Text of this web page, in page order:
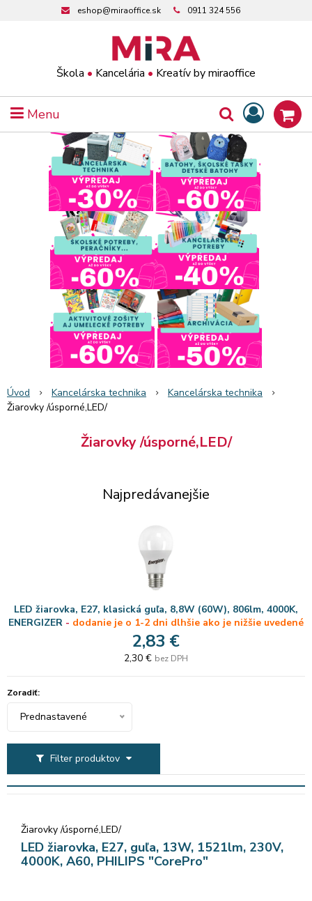
Škola • Kancelária • Kreatív by miraoffice
eshop@miraoffice.sk 0911 324 556
Menu
Úvod Kancelárska technika
Kancelárska technika
Žiarovky /úsporné,LED/
Žiarovky /úsporné,LED/
Najpredávanejšie
LED žiarovka, E27, klasická guľa, 8,8W (60W), 806lm, 4000K,
ENERGIZER - dodanie je o 1-2 dni dlhšie ako je nižšie uvedené
2,83 €
2,30 € bez DPH
Filter produktov
Zoradiť:
Prednastavené
Žiarovky /úsporné,LED/
LED žiarovka, E27, guľa, 13W, 1521lm, 230V,
4000K, A60, PHILIPS "CorePro"